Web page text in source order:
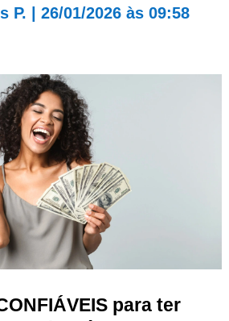
P. 26/01/2026 às 09:58
para ter